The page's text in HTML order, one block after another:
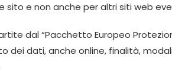
sito e non anche per altri siti web
dal “Pacchetto Europeo
dati, anche online, finalità,